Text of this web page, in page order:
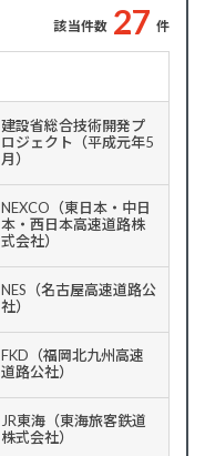
該当件数 27 件
建設省総合技術開発プ
ロジェクト（平成元年5
月）
NEXCO（東日本・中日
本・西日本高速道路株
式会社）
NES（名古屋高速道路公
社）
FKD（福岡北九州高速
道路公社）
JR東海（東海旅客鉄道
株式会社）